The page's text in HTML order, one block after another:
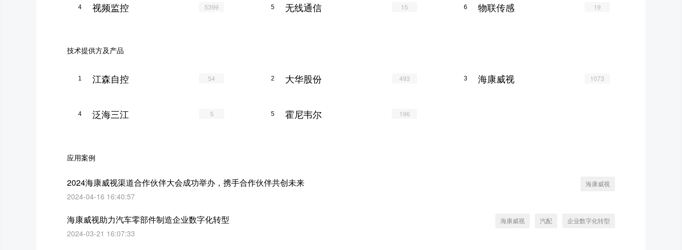
4 视频监控 5399 5 无线通信 15 6 物联传感 19
技术提供方及产品
1 江森自控 54 2 大华股份 493 3 海康威视 1073
4 泛海三江 5 5 霍尼韦尔 196
应用案例
2024海康威视渠道合作伙伴大会成功举办，携手合作伙伴共创未来
2024-04-16 16:40:57
海康威视
海康威视助力汽车零部件制造企业数字化转型
2024-03-21 16:07:33
海康威视 汽配 企业数字化转型